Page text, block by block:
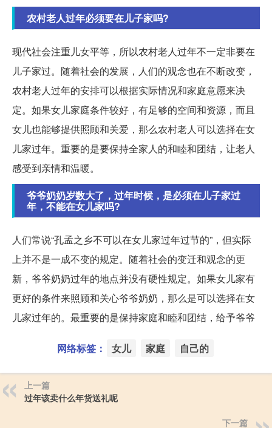
农村老人过年必须要在儿子家吗?
现代社会注重儿女平等，所以农村老人过年不一定非要在
儿子家过。随着社会的发展，人们的观念也在不断改变，
农村老人过年的安排可以根据实际情况和家庭意愿来决
定。如果女儿家庭条件较好，有足够的空间和资源，而且
女儿也能够提供照顾和关爱，那么农村老人可以选择在女
儿家过年。重要的是要保持全家人的和睦和团结，让老人
感受到亲情和温暖。
爷爷奶奶岁数大了，过年时候，是必须在儿子家过
年，不能在女儿家吗?
人们常说“孔孟之乡不可以在女儿家过年过节的”，但实际
上并不是一成不变的规定。随着社会的变迁和观念的更
新，爷爷奶奶过年的地点并没有硬性规定。如果女儿家有
更好的条件来照顾和关心爷爷奶奶，那么是可以选择在女
儿家过年的。最重要的是保持家庭和睦和团结，给予爷爷
网络标签： 女儿 家庭 自己的
上一篇
过年该卖什么年货送礼呢
下一篇